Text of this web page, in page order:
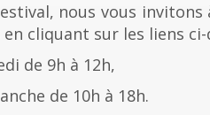
nous vous
cliquant sur les liens
de 9h à 12h,
de 10h à 18h.